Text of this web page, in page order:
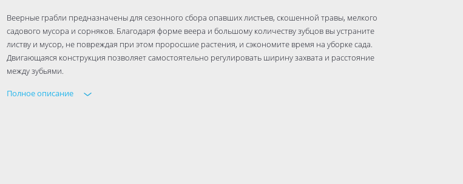
Веерные грабли предназначены для сезонного сбора опавших листьев, скошенной травы, мелкого
садового мусора и сорняков. Благодаря форме веера и большому количеству зубцов вы устраните
листву и мусор, не повреждая при этом проросшие растения, и сэкономите время на уборке сада.
Двигающаяся конструкция позволяет самостоятельно регулировать ширину захвата и расстояние
между зубьями.
Полное описание